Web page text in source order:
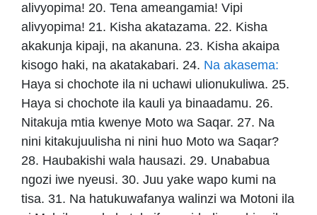
alivyopima! 20. Tena ameangamia! Vipi
alivyopima! 21. Kisha akatazama. 22. Kisha
akakunja kipaji, na akanuna. 23. Kisha akaipa
kisogo haki, na akatakabari. 24. Na akasema:
Haya si chochote ila ni uchawi ulionukuliwa. 25.
Haya si chochote ila kauli ya binaadamu. 26.
Nitakuja mtia kwenye Moto wa Saqar. 27. Na
nini kitakujuulisha ni nini huo Moto wa Saqar?
28. Haubakishi wala hausazi. 29. Unababua
ngozi iwe nyeusi. 30. Juu yake wapo kumi na
tisa. 31. Na hatukuwafanya walinzi wa Motoni ila